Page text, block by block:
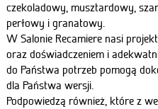
czekoladowy, musztardowy,
perłowy i granatowy.
W Salonie Recamiere nasi
oraz doświadczeniem i
do Państwa potrzeb pomogą
dla Państwa wersji.
Podpowiedzą również, które z